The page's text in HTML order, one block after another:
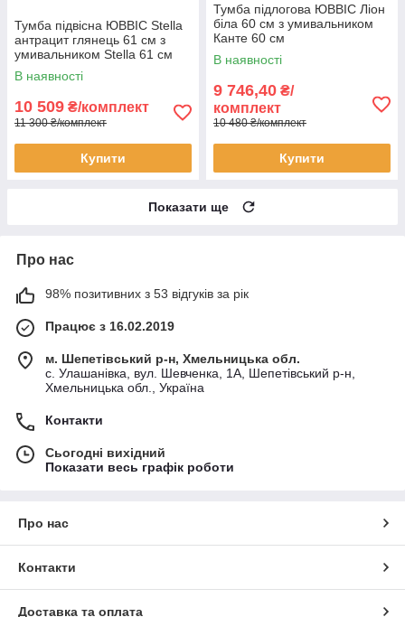
Тумба підвісна ЮВВІС Stella
антрацит глянець 61 см з
умивальником Stella 61 см
В наявності
10 509 ₴/комплект
11 300 ₴/комплект
Купити
Тумба підлогова ЮВВІС Ліон
біла 60 см з умивальником
Канте 60 см
В наявності
9 746,40 ₴/
комплект
10 480 ₴/комплект
Купити
Показати ще
Про нас
98% позитивних з 53 відгуків за рік
Працює з 16.02.2019
м. Шепетівський р-н, Хмельницька обл.
с. Улашанівка, вул. Шевченка, 1А, Шепетівський р-н,
Хмельницька обл., Україна
Контакти
Сьогодні вихідний
Показати весь графік роботи
Про нас
Контакти
Доставка та оплата